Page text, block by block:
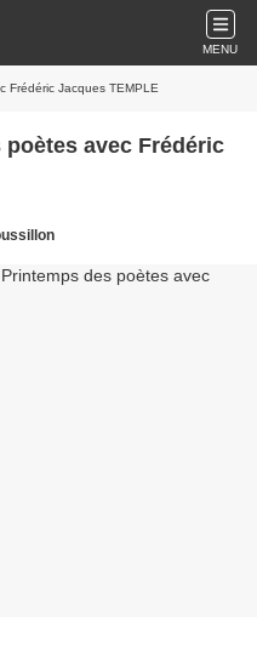
MENU
Frédéric Jacques TEMPLE
avec Frédéric